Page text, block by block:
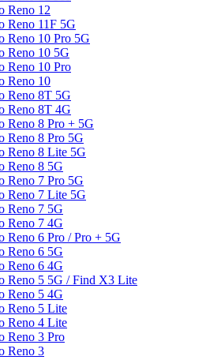
Reno 12
Reno 11F 5G
Reno 10 Pro 5G
Reno 10 5G
Reno 10 Pro
Reno 10
Reno 8T 5G
Reno 8T 4G
Reno 8 Pro + 5G
Reno 8 Pro 5G
Reno 8 Lite 5G
Reno 8 5G
Reno 7 Pro 5G
Reno 7 Lite 5G
Reno 7 5G
Reno 7 4G
Reno 6 Pro / Pro + 5G
Reno 6 5G
Reno 6 4G
Reno 5 5G / Find X3 Lite
Reno 5 4G
Reno 5 Lite
Reno 4 Lite
Reno 3 Pro
Reno 3